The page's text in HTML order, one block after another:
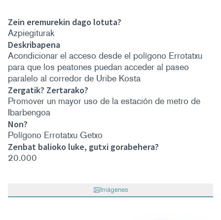
Zein eremurekin dago lotuta?
Azpiegiturak
Deskribapena
Acondicionar el acceso desde el polígono Errotatxu
para que los peatones puedan acceder al paseo
paralelo al corredor de Uribe Kosta
Zergatik? Zertarako?
Promover un mayor uso de la estación de metro de
Ibarbengoa
Non?
Polígono Errotatxu Getxo
Zenbat balioko luke, gutxi gorabehera?
20.000
Imágenes